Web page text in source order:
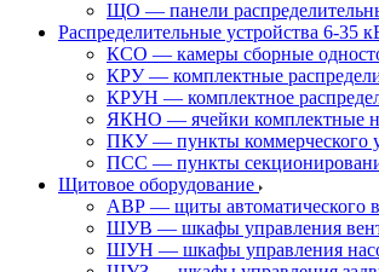
ЩО — панели
Распределительные устройства 6-35
КСО — камеры сборные
КРУ — комплектные
КРУН — комплектное
ЯКНО — ячейки комплектные
ПКУ — пункты коммерческого
ПСС — пункты
Щитовое оборудование
АВР — щиты автоматического
ШУВ — шкафы управления
ШУН — шкафы управления